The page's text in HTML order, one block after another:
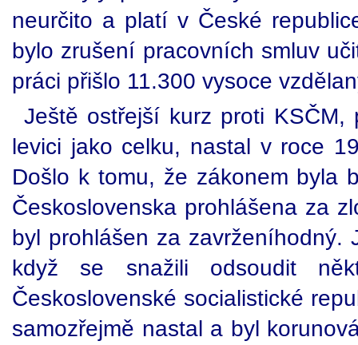
neurčito a platí v České
bylo zrušení pracovních smluv
práci přišlo 11.300 vysoce
Ještě ostřejší kurz proti KSČM,
levici jako celku, nastal v roce
Došlo k tomu, že zákonem byla
Československa prohlášena za
byl prohlášen za zavrženíhodný.
když se snažili odsoudit
Československé socialistické
samozřejmě nastal a byl